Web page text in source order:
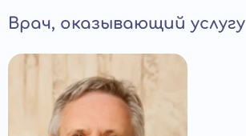
Врач, оказывающий услугу